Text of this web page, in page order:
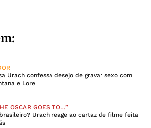
Urach confessa desejo de gravar sexo com
e Lore
OSCAR GOES TO…”
brasileiro? Urach reage ao cartaz de filme feita